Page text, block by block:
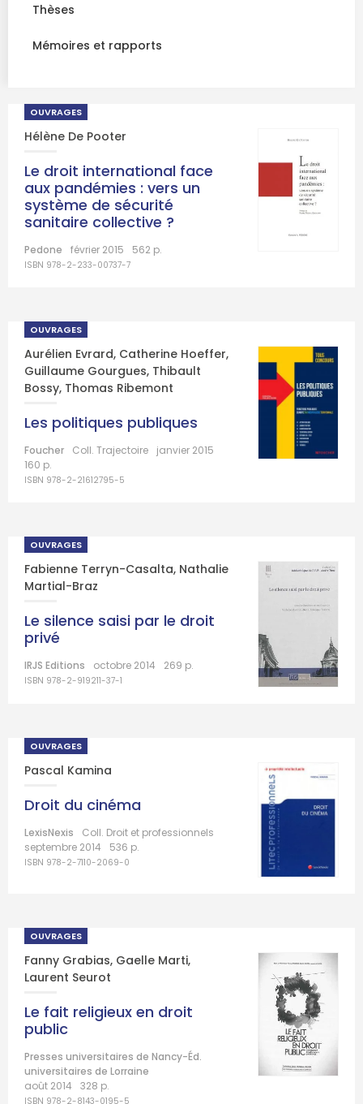
Thèses
Mémoires et rapports
OUVRAGES
Hélène De Pooter
Le droit international face
aux pandémies : vers un
système de sécurité
sanitaire collective ?
Pedone février 2015 562 p.
ISBN 978-2-233-00737-7
OUVRAGES
Aurélien Evrard, Catherine Hoeffer,
Guillaume Gourgues, Thibault
Bossy, Thomas Ribemont
Les politiques publiques
Foucher Coll. Trajectoire
janvier 2015
160 p.
ISBN 978-2-21612795-5
OUVRAGES
Fabienne Terryn-Casalta, Nathalie
Martial-Braz
Le silence saisi par le droit
privé
IRJS Editions octobre 2014 269 p.
ISBN 978-2-919211-37-1
OUVRAGES
Pascal Kamina
Droit du cinéma
LexisNexis
Coll. Droit et professionnels
septembre 2014
536 p.
ISBN 978-2-7110-2069-0
OUVRAGES
Fanny Grabias, Gaelle Marti,
Laurent Seurot
Le fait religieux en droit
public
Presses universitaires de Nancy-Éd.
universitaires de Lorraine
août 2014
328 p.
ISBN 978-2-8143-0195-5